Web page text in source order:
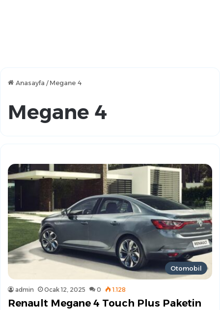
Anasayfa / Megane 4
Megane 4
Otomobil
admin Ocak 12, 2025 0 1.128
Renault Megane 4 Touch Plus Paketin